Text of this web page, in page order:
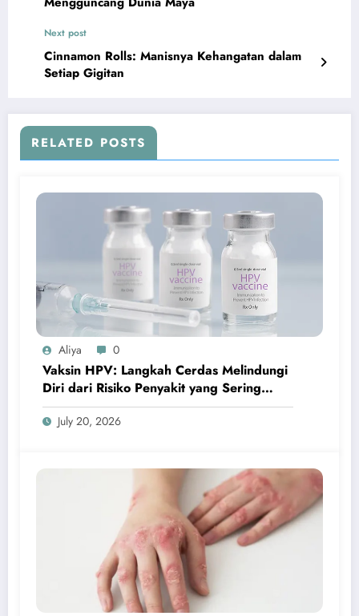
Next post
Cinnamon Rolls: Manisnya Kehangatan dalam
Setiap Gigitan
RELATED POSTS
Aliya 0
Vaksin HPV: Langkah Cerdas Melindungi
Diri dari Risiko Penyakit yang Sering
Terabaikan
July 20, 2026